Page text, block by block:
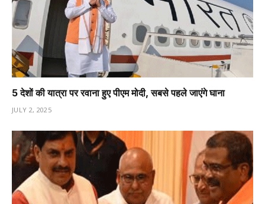
5 देशों की यात्रा पर रवाना हुए पीएम मोदी, सबसे पहले जाएंगे घाना
JULY 2, 2025